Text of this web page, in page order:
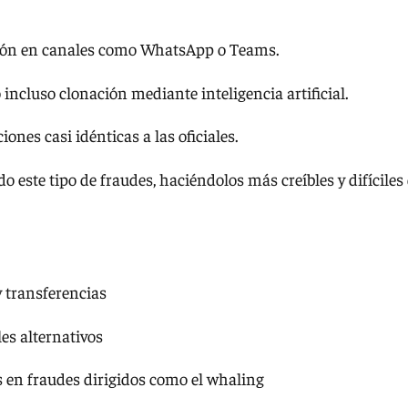
en canales como WhatsApp o Teams.
incluso clonación mediante inteligencia artificial.
casi idénticas a las oficiales.
este tipo de fraudes, haciéndolos más creíbles y difíciles
transferencias
alternativos
en fraudes dirigidos como el whaling